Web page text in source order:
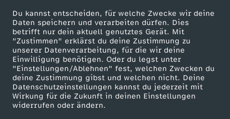
Du kannst entscheiden, für welche Zwecke wir deine
Daten speichern und verarbeiten dürfen. Dies
betrifft nur dein aktuell genutztes Gerät. Mit
"Zustimmen" erklärst du deine Zustimmung zu
unserer Datenverarbeitung, für die wir deine
Einwilligung benötigen. Oder du legst unter
"Einstellungen/Ablehnen" fest, welchen Zwecken du
deine Zustimmung gibst und welchen nicht. Deine
Datenschutzeinstellungen kannst du jederzeit mit
Wirkung für die Zukunft in deinen Einstellungen
widerrufen oder ändern.
ZDF goes Schule
Werbefernsehen
Mainzelmännchen